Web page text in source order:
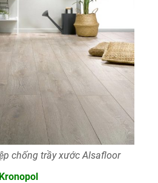
chống trầy xước Alsafloor